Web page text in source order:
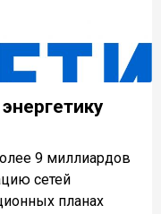
9 миллиардов
сетей
планах